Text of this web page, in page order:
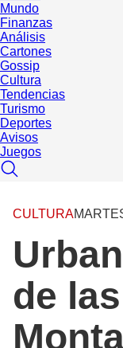
Mundo
Finanzas
Análisis
Cartones
Gossip
Cultura
Tendencias
Turismo
Deportes
Avisos
Juegos
CULTURA
de